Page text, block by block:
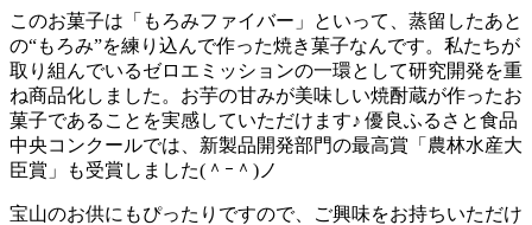
このお菓子は「もろみファイバー」といって、蒸留したあと
の“もろみ”を練り込んで作った焼き菓子なんです。私たちが
取り組んでいるゼロエミッションの一環として研究開発を重
ね商品化しました。お芋の甘みが美味しい焼酎蔵が作ったお
菓子であることを実感していただけます♪ 優良ふるさと食品
中央コンクールでは、新製品開発部門の最高賞「農林水産大
臣賞」も受賞しました(＾ｰ＾)ノ
宝山のお供にもぴったりですので、ご興味をお持ちいただけ